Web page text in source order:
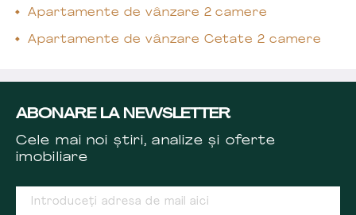
Apartamente de vânzare 2 camere
Apartamente de vânzare Cetate 2 camere
ABONARE LA NEWSLETTER
Cele mai noi știri, analize și oferte
imobiliare